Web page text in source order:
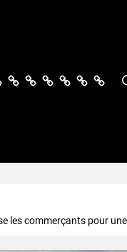
Technologie
DiversScience
Lifestyle
Opinions
les commerçants pour